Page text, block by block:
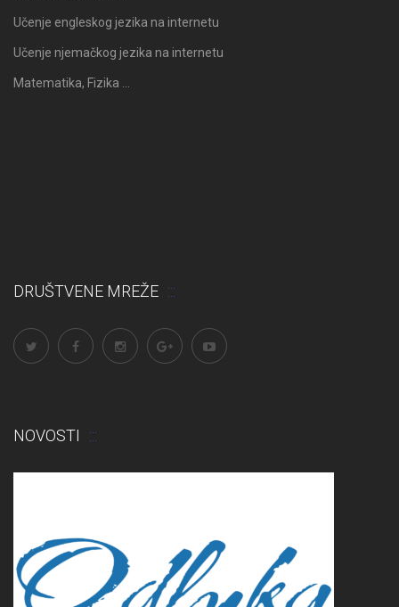
Učenje engleskog jezika na internetu
Učenje njemačkog jezika na internetu
Matematika, Fizika …
DRUŠTVENE MREŽE
NOVOSTI